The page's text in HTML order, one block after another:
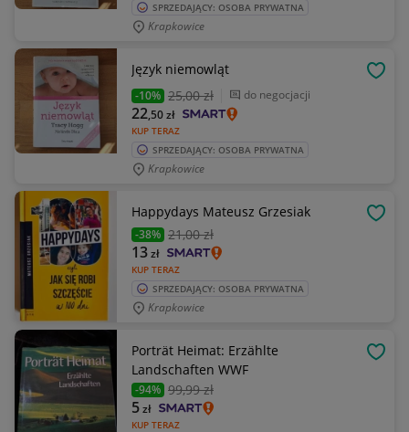
SPRZEDAJĄCY: OSOBA PRYWATNA
Krapkowice
Język niemowląt
-10% 25,00 zł do negocjacji
KUP TERAZ
22,50zł
SPRZEDAJĄCY: OSOBA PRYWATNA
Krapkowice
Happydays Mateusz Grzesiak
-38% 21,00 zł
KUP TERAZ
13zł
SPRZEDAJĄCY: OSOBA PRYWATNA
Krapkowice
Porträt Heimat: Erzählte
Landschaften WWF
-94% 99,99 zł
KUP TERAZ
5zł